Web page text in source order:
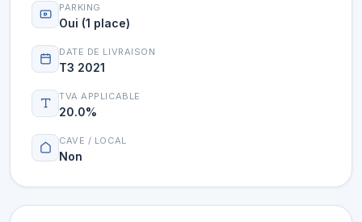
PARKING
Oui (1 place)
DATE DE LIVRAISON
T3 2021
TVA APPLICABLE
20.0%
CAVE / LOCAL
Non